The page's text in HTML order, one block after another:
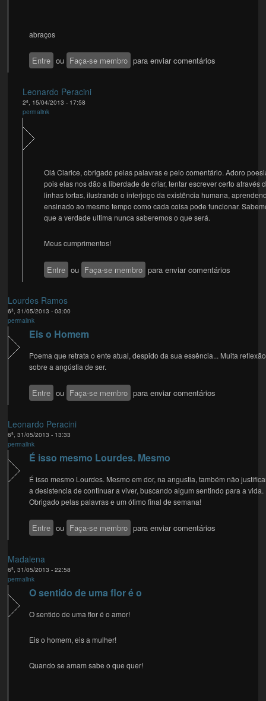
abraços
Entre ou Faça-se membro para enviar comentários
Leonardo Peracini
2ª, 15/04/2013 - 17:58
permalink
Olá Clarice, obrigado pelas palavras e pelo comentário. Adoro
pois elas nos dão a liberdade de criar, tentar escrever certo através
linhas tortas, ilustrando o interjogo da existência humana,
ensinado ao mesmo tempo como cada coisa pode funcionar.
que a verdade ultima nunca saberemos o que será.
Meus cumprimentos!
Entre ou Faça-se membro para enviar comentários
Lourdes Ramos
6ª, 31/05/2013 - 03:00
permalink
Eis o Homem
Poema que retrata o ente atual, despido da sua essência... Muita reflexão
sobre a angústia de ser.
Entre ou Faça-se membro para enviar comentários
Leonardo Peracini
6ª, 31/05/2013 - 13:33
permalink
É isso mesmo Lourdes. Mesmo
É isso mesmo Lourdes. Mesmo em dor, na angustia, também não
a desistencia de continuar a viver, buscando algum sentindo para a vida.
Obrigado pelas palavras e um ótimo final de semana!
Entre ou Faça-se membro para enviar comentários
Madalena
6ª, 31/05/2013 - 22:58
permalink
O sentido de uma flor é o
O sentido de uma flor é o amor!
Eis o homem, eis a mulher!
Quando se amam sabe o que quer!